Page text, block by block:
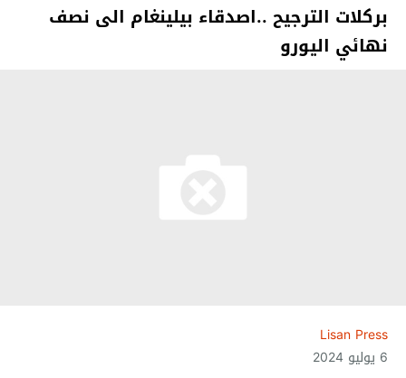
بركلات الترجيح ..اصدقاء بيلينغام الى نصف
نهائي اليورو
Lisan Press
6 يوليو 2024